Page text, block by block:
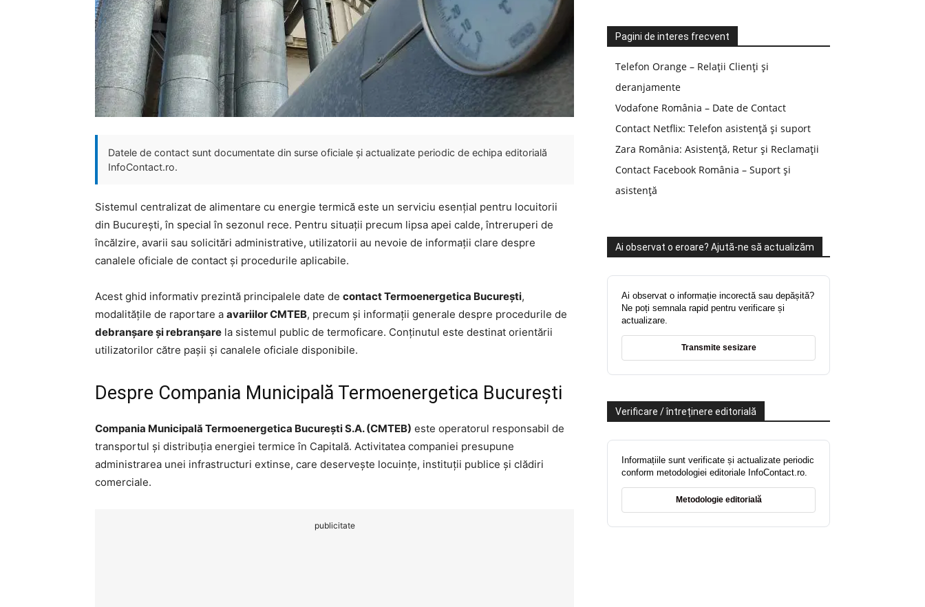
Datele de contact sunt documentate din surse oficiale și actualizate periodic de echipa editorială
InfoContact.ro.
Sistemul centralizat de alimentare cu energie termică este un serviciu esențial pentru locuitorii
din București, în special în sezonul rece. Pentru situații precum lipsa apei calde, întreruperi de
încălzire, avarii sau solicitări administrative, utilizatorii au nevoie de informații clare despre
canalele oficiale de contact și procedurile aplicabile.
Acest ghid informativ prezintă principalele date de contact Termoenergetica București,
modalitățile de raportare a avariilor CMTEB, precum și informații generale despre procedurile de
debranșare și rebranșare la sistemul public de termoficare. Conținutul este destinat orientării
utilizatorilor către pașii și canalele oficiale disponibile.
Despre Compania Municipală Termoenergetica București
Compania Municipală Termoenergetica București S.A. (CMTEB) este operatorul responsabil de
transportul și distribuția energiei termice în Capitală. Activitatea companiei presupune
administrarea unei infrastructuri extinse, care deservește locuințe, instituții publice și clădiri
comerciale.
publicitate
Pagini de interes frecvent
Telefon Orange – Relații Clienți și
deranjamente
Vodafone România – Date de Contact
Contact Netflix: Telefon asistență și suport
Zara România: Asistență, Retur și Reclamații
Contact Facebook România – Suport și
asistență
Ai observat o eroare? Ajută-ne să actualizăm
Ai observat o informație incorectă sau depășită?
Ne poți semnala rapid pentru verificare și
actualizare.
Transmite sesizare
Verificare / întreținere editorială
Informațiile sunt verificate și actualizate periodic
conform metodologiei editoriale InfoContact.ro.
Metodologie editorială